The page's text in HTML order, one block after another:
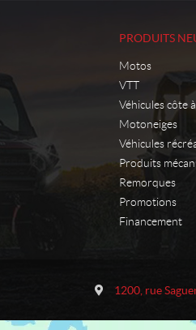
PRODUITS
Motos
VTT
Véhicules côte
Motoneiges
Véhicules
Produits
Remorques
Promotions
Financement
t
o
1200, rue